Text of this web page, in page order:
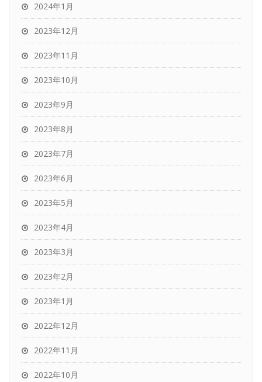
2024年1月
2023年12月
2023年11月
2023年10月
2023年9月
2023年8月
2023年7月
2023年6月
2023年5月
2023年4月
2023年3月
2023年2月
2023年1月
2022年12月
2022年11月
2022年10月